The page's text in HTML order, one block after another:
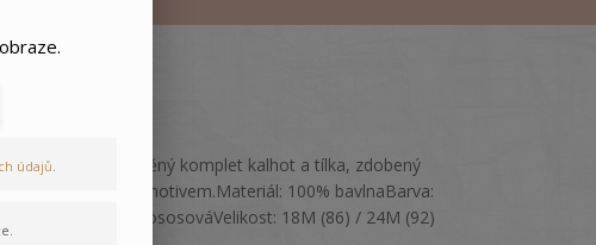
Lehký bavlněný komplet kalhot a tílka, zdobený
rostlinným motivem.Materiál: 100% bavlnaBarva:
Krémová, LososováVelikost: 18M (86) / 24M (92)
údajů.